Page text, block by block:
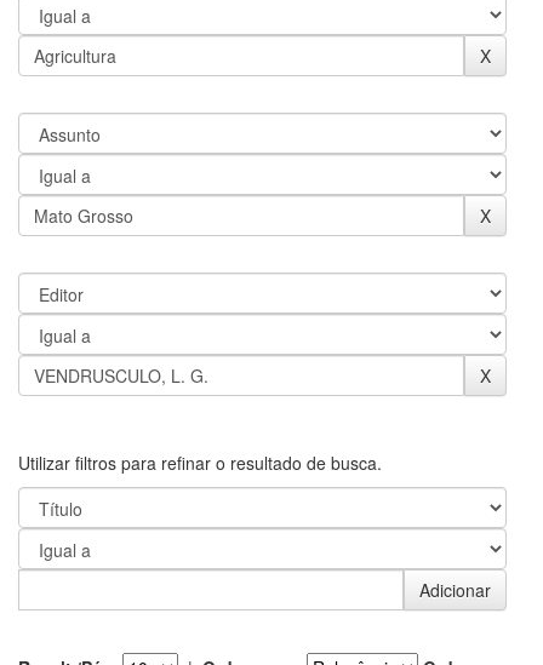
Utilizar filtros para refinar o resultado de busca.